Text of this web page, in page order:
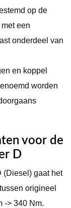
op de
een
onderdeel van
en koppel
worden
voor de
D
(Diesel) gaat het
origineel
-> 340 Nm.